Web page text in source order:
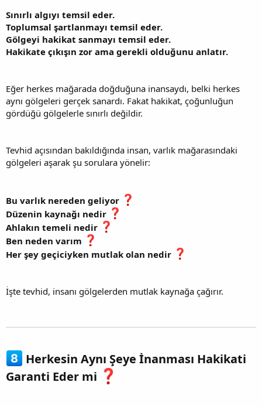
Sınırlı algıyı temsil eder.
Toplumsal şartlanmayı temsil eder.
Gölgeyi hakikat sanmayı temsil eder.
Hakikate çıkışın zor ama gerekli olduğunu anlatır.
Eğer herkes mağarada doğduğuna inansaydı, belki herkes
aynı gölgeleri gerçek sanardı. Fakat hakikat, çoğunluğun
gördüğü gölgelerle sınırlı değildir.
Tevhid açısından bakıldığında insan, varlık mağarasındaki
gölgeleri aşarak şu sorulara yönelir:
Bu varlık nereden geliyor
Düzenin kaynağı nedir
Ahlakın temeli nedir
Ben neden varım
Her şey geçiciyken mutlak olan nedir
İşte tevhid, insanı gölgelerden mutlak kaynağa çağırır.
Herkesin Aynı Şeye İnanması Hakikati
Garanti Eder mi